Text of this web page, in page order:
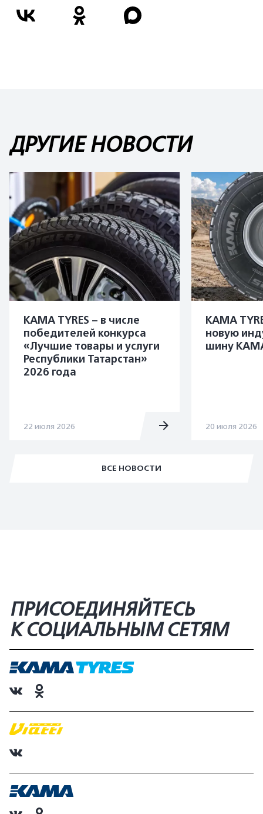
ДРУГИЕ НОВОСТИ
ВСЕ НОВОСТИ
KAMA TYRES – в числе
победителей конкурса
«Лучшие товары и услуги
Республики Татарстан»
2026 года
22 июля 2026
KAMA
новую
шину
20 июля 2026
ПРИСОЕДИНЯЙТЕСЬ
К СОЦИАЛЬНЫМ СЕТЯМ